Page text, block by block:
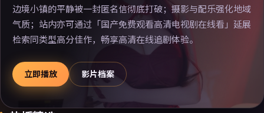
边境小镇的平静被一封匿名信彻底打破；摄影与配乐强化地域
气质；站内亦可通过「国产免费观看高清电视剧在线看」延展
检索同类型高分佳作，畅享高清在线追剧体验。
立即播放 影片档案